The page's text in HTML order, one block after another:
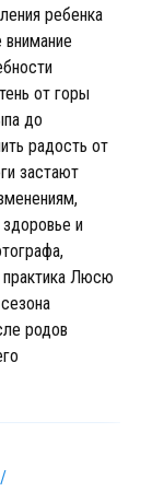
ребенка
от горы
до
радость от
застают
и
практика Люсю
родов